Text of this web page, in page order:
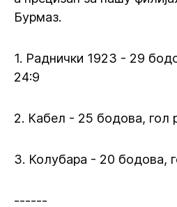
Бурмаз.
1. Раднички 1923 - 29
24:9
2. Кабел - 25 бодова, гол
3. Колубара - 20 бодова,
------